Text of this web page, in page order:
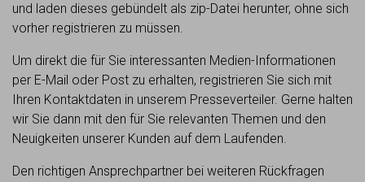
und laden dieses gebündelt als zip-Datei herunter, ohne sich
vorher registrieren zu müssen.
Um direkt die für Sie interessanten Medien-Informationen
per E-Mail oder Post zu erhalten, registrieren Sie sich mit
Ihren Kontaktdaten in unserem Presseverteiler. Gerne halten
wir Sie dann mit den für Sie relevanten Themen und den
Neuigkeiten unserer Kunden auf dem Laufenden.
Den richtigen Ansprechpartner bei weiteren Rückfragen